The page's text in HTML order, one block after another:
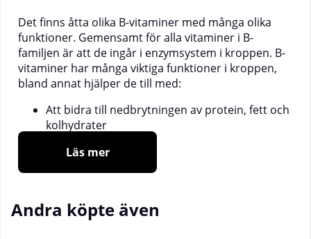
Det finns åtta olika B-vitaminer med många olika
funktioner. Gemensamt för alla vitaminer i B-
familjen är att de ingår i enzymsystem i kroppen. B-
vitaminer har många viktiga funktioner i kroppen,
bland annat hjälper de till med:
Att bidra till nedbrytningen av protein, fett och
kolhydrater
Att fungera som stöd vid kroppens omsättning
av protein, fett och kolhydrater
Cellernas ämnesomsättning och bildandet av
Att kroppens ämnesomsättning, immunförsvar
och nervsystem ska fungera normalt
Läs mer
Andra köpte även